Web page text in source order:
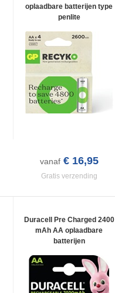
oplaadbare batterijen type
penlite
vanaf € 16,95
Gratis verzending
Duracell Pre Charged 2400
mAh AA oplaadbare
batterijen